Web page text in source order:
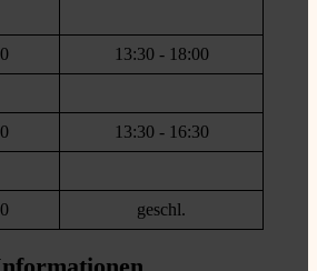
13:30 - 18:00
13:30 - 16:30
geschl.